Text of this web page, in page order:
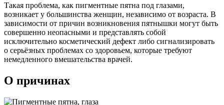
Такая проблема, как пигментные пятна под глазами,
возникает у большинства женщин, независимо от возраста. В
зависимости от причин возникновения пятнышки могут быть
совершенно неопасными и представлять собой
исключительно косметический дефект либо сигнализировать
о серьёзных проблемах со здоровьем, которые требуют
немедленного вмешательства врачей.
О причинах